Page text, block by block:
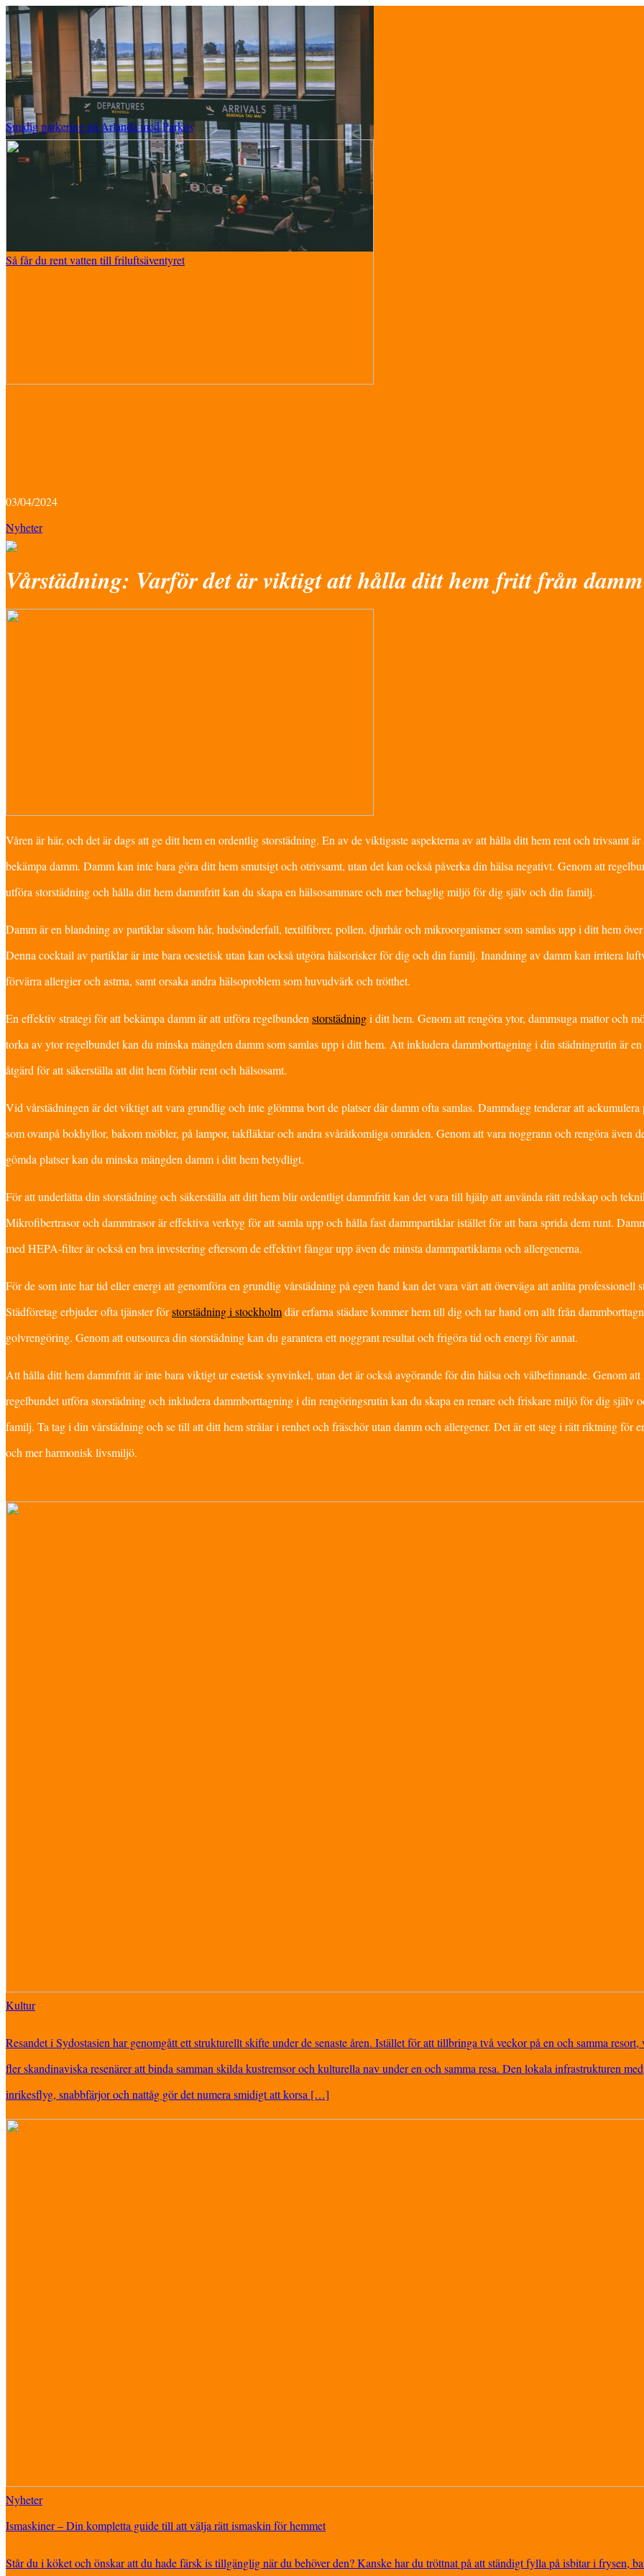
Smidig parkering på Arlanda med Parkos
Så får du rent vatten till friluftsäventyret
03/04/2024
Nyheter
Vårstädning: Varför det är viktigt att hålla ditt hem fritt från damm
Våren är här, och det är dags att ge ditt hem en ordentlig storstädning. En av de viktigaste aspekterna av att hålla ditt hem rent och trivsamt är
bekämpa damm. Damm kan inte bara göra ditt hem smutsigt och otrivsamt, utan det kan också påverka din hälsa negativt. Genom att
utföra storstädning och hålla ditt hem dammfritt kan du skapa en hälsosammare och mer behaglig miljö för dig själv och din familj.
Damm är en blandning av partiklar såsom hår, hudsönderfall, textilfibrer, pollen, djurhår och mikroorganismer som samlas upp i ditt hem
Denna cocktail av partiklar är inte bara oestetisk utan kan också utgöra hälsorisker för dig och din familj. Inandning av damm kan irritera
förvärra allergier och astma, samt orsaka andra hälsoproblem som huvudvärk och trötthet.
En effektiv strategi för att bekämpa damm är att utföra regelbunden storstädningi ditt hem. Genom att rengöra ytor, dammsuga mattor och
torka av ytor regelbundet kan du minska mängden damm som samlas upp i ditt hem. Att inkludera dammborttagning i din städningrutin är
åtgärd för att säkerställa att ditt hem förblir rent och hälsosamt.
Vid vårstädningen är det viktigt att vara grundlig och inte glömma bort de platser där damm ofta samlas. Dammdagg tenderar att ackumulera
som ovanpå bokhyllor, bakom möbler, på lampor, takfläktar och andra svåråtkomliga områden. Genom att vara noggrann och rengöra även
gömda platser kan du minska mängden damm i ditt hem betydligt.
För att underlätta din storstädning och säkerställa att ditt hem blir ordentligt dammfritt kan det vara till hjälp att använda rätt redskap och
Mikrofibertrasor och dammtrasor är effektiva verktyg för att samla upp och hålla fast dammpartiklar istället för att bara sprida dem runt.
med HEPA-filter är också en bra investering eftersom de effektivt fångar upp även de minsta dammpartiklarna och allergenerna.
För de som inte har tid eller energi att genomföra en grundlig vårstädning på egen hand kan det vara värt att överväga att anlita professionell
Städföretag erbjuder ofta tjänster förstorstädning i stockholmdär erfarna städare kommer hem till dig och tar hand om allt från
golvrengöring. Genom att outsourca din storstädning kan du garantera ett noggrant resultat och frigöra tid och energi för annat.
Att hålla ditt hem dammfritt är inte bara viktigt ur estetisk synvinkel, utan det är också avgörande för din hälsa och välbefinnande. Genom att
regelbundet utföra storstädning och inkludera dammborttagning i din rengöringsrutin kan du skapa en renare och friskare miljö för dig själv
familj. Ta tag i din vårstädning och se till att ditt hem strålar i renhet och fräschör utan damm och allergener. Det är ett steg i rätt riktning för
och mer harmonisk livsmiljö.
Kultur
Resandet i Sydostasien har genomgått ett strukturellt skifte under de senaste åren. Istället för att tillbringa två veckor på en och samma
fler skandinaviska resenärer att binda samman skilda kustremsor och kulturella nav under en och samma resa. Den lokala infrastrukturen med
inrikesflyg, snabbfärjor och nattåg gör det numera smidigt att korsa […]
Nyheter
Ismaskiner – Din kompletta guide till att välja rätt ismaskin för hemmet
Står du i köket och önskar att du hade färsk is tillgänglig när du behöver den? Kanske har du tröttnat på att ständigt fylla på isbitar i frysen,